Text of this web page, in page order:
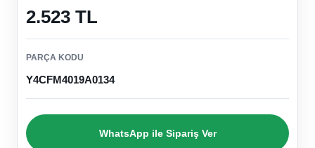
2.523 TL
PARÇA KODU
Y4CFM4019A0134
WhatsApp ile Sipariş Ver